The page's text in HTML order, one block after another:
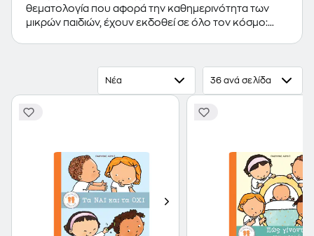
θεματολογία που αφορά την καθημερινότητα των
μικρών παιδιών, έχουν εκδοθεί σε όλο τον κόσμο:
εκπαιδευτικές δραστηριότητες και μεθόδους που
αξιοποιούνται είτε από εκπαιδευτικούς είτε από
γονείς και συνδυάζουν τη μάθηση με το παιχνίδι.
(Πηγή: "Εκδόσεις Ψυχογιός", 2022)
Νέα 36 ανά σελίδα